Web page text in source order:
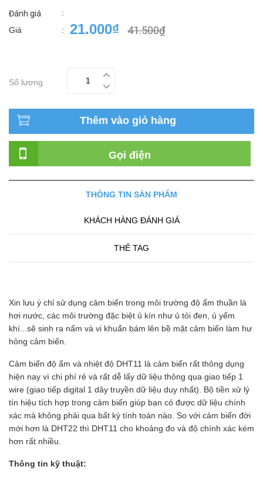
Đánh giá
:
Giá
: 21.000₫ 41.500₫
Số lượng
Thêm vào giỏ hàng
Gọi điện
THÔNG TIN SẢN PHẨM
KHÁCH HÀNG ĐÁNH GIÁ
THẺ TAG
Xin lưu ý chỉ sử dụng cảm biến trong môi trường độ ẩm thuần là
hơi nước, các môi trường đặc biệt ủ kín như ủ tỏi đen, ủ yếm
khí...sẽ sinh ra nấm và vi khuẩn bám lên bề mặt cảm biến làm hư
hỏng cảm biến.
Cảm biến độ ẩm và nhiệt độ DHT11 là cảm biến rất thông dụng
hiện nay vì chi phí rẻ và rất dễ lấy dữ liệu thông qua giao tiếp 1
wire (giao tiếp digital 1 dây truyền dữ liệu duy nhất). Bộ tiền xử lý
tín hiệu tích hợp trong cảm biến giúp bạn có được dữ liệu chính
xác mà không phải qua bất kỳ tính toán nào. So với cảm biến đời
mới hơn là DHT22 thì DHT11 cho khoảng đo và độ chính xác kém
hơn rất nhiều.
Thông tin kỹ thuật: